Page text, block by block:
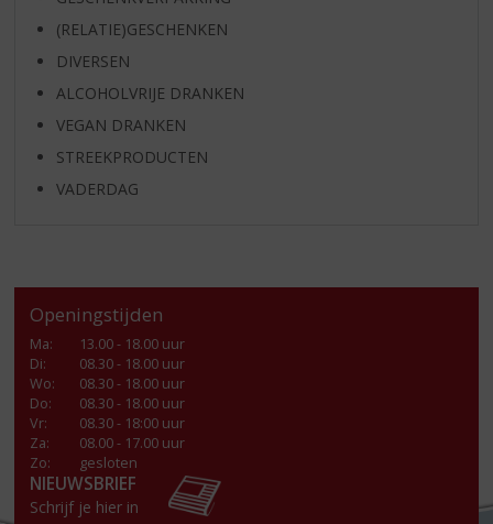
(RELATIE)GESCHENKEN
DIVERSEN
ALCOHOLVRIJE DRANKEN
VEGAN DRANKEN
STREEKPRODUCTEN
VADERDAG
Openingstijden
Ma:
13.00 - 18.00 uur
Di:
08.30 - 18.00 uur
Wo:
08.30 - 18.00 uur
Do:
08.30 - 18.00 uur
Vr:
08.30 - 18:00 uur
Za:
08.00 - 17.00 uur
Zo:
gesloten
NIEUWSBRIEF
Schrijf je hier in